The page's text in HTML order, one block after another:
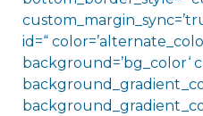
id=“
background=’bg_color‘